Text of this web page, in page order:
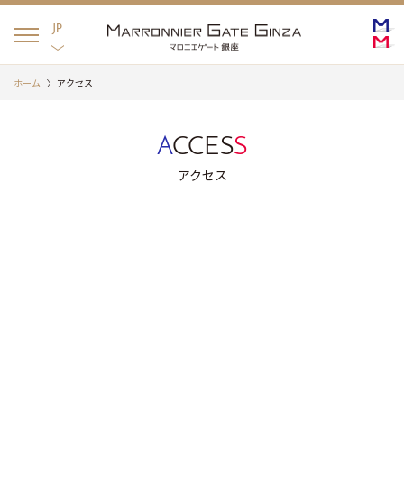
JP
ホーム アクセス
ACCESS
アクセス